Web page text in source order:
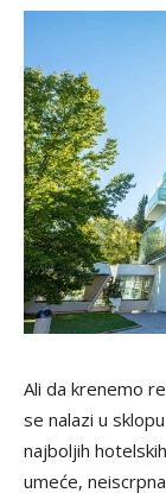
Ali da krenemo
se nalazi u
najboljih
umeće,